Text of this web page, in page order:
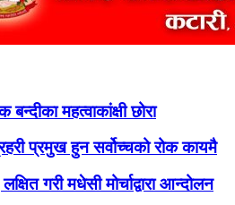
बन्दीका महत्वाकांक्षी छोरा
प्रमुख हुन सर्वोच्चको रोक कायमै
गरी मधेसी मोर्चाद्वारा आन्दोलन